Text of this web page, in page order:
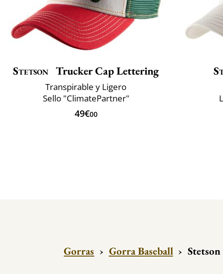
Stetson Trucker Cap Lettering
Transpirable y Ligero
Sello "ClimatePartner"
49€00
Gorras › Gorra Baseball ›